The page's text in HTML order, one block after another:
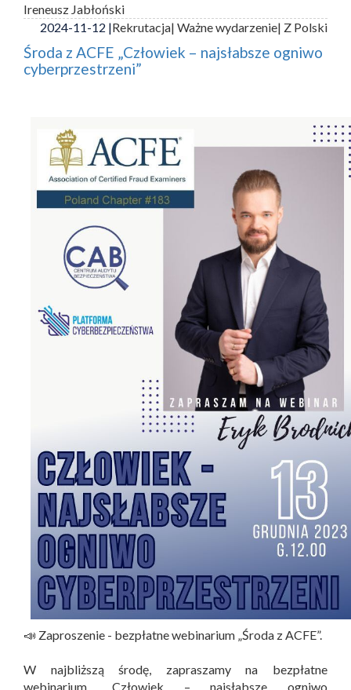
Ireneusz Jabłoński
2024-11-12 |Rekrutacja| Ważne wydarzenie| Z Polski
Środa z ACFE „Człowiek – najsłabsze ogniwo
cyberprzestrzeni”
📣 Zaproszenie - bezpłatne webinarium „Środa z ACFE”.
W najbliższą środę, zapraszamy na bezpłatne
webinarium „Człowiek – najsłabsze ogniwo